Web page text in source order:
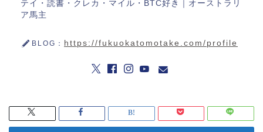
テイ・読書・クレカ・マイル・BTC好き｜オーストラリ
ア馬主
BLOG： https://fukuokatomotake.com/profile